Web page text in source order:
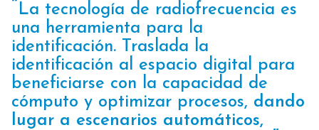
La tecnología de radiofrecuencia es
una herramienta para la
identificación. Traslada la
identificación al espacio digital para
beneficiarse con la capacidad de
cómputo y optimizar procesos, dando
lugar a escenarios automáticos,